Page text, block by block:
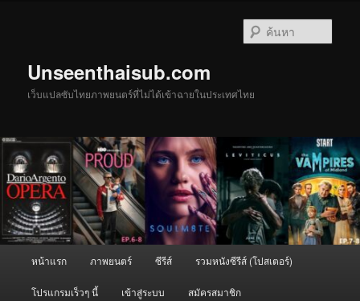
Unseenthaisub.com
เว็บแปลซับไทยภาพยนตร์ที่ไม่ได้เข้าฉายในประเทศไทย
หน้าแรก ภาพยนตร์ ซีรีส์ รวมหนังซีรีส์ (โปสเตอร์)
โปรแกรมเร็วๆ นี้ เข้าสู่ระบบ สมัครสมาชิก